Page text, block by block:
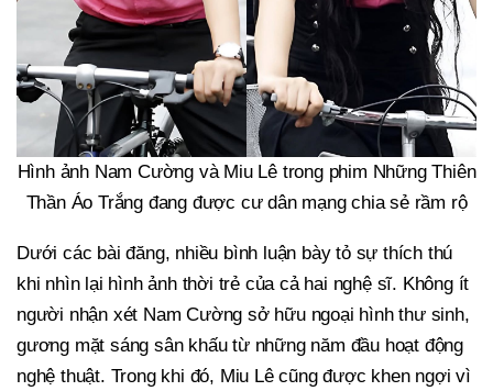
Hình ảnh Nam Cường và Miu Lê trong phim Những Thiên
Thần Áo Trắng đang được cư dân mạng chia sẻ rầm rộ
Dưới các bài đăng, nhiều bình luận bày tỏ sự thích thú
khi nhìn lại hình ảnh thời trẻ của cả hai nghệ sĩ. Không ít
người nhận xét Nam Cường sở hữu ngoại hình thư sinh,
gương mặt sáng sân khấu từ những năm đầu hoạt động
nghệ thuật. Trong khi đó, Miu Lê cũng được khen ngợi vì